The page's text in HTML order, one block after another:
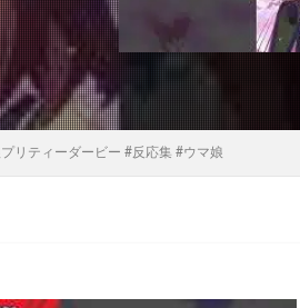
リティーダービー #反応集 #ウマ娘